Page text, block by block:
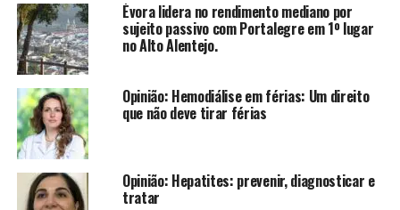
Évora lidera no rendimento mediano por
sujeito passivo com Portalegre em 1º lugar
no Alto Alentejo.
Opinião: Hemodiálise em férias: Um direito
que não deve tirar férias
Opinião: Hepatites: prevenir, diagnosticar e
tratar